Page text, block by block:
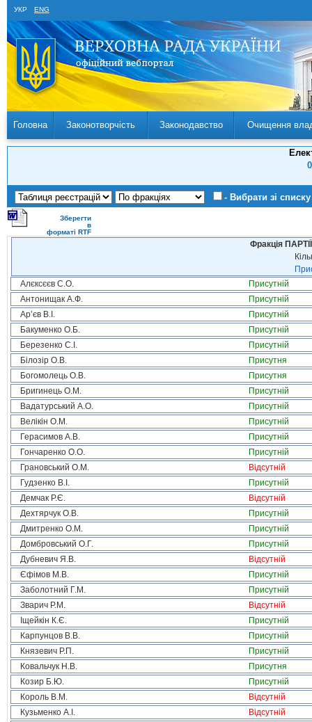
УКР ENG
Головна Законотворчість Законодавство Очищення
- Вибрати зі списку
Зберегти
в
форматі RTF
Фракція
Алєксєєв С.О.
Присутній
Антонищак А.Ф.
Присутній
Ар’єв В.І.
Присутній
Бакуменко О.Б.
Присутній
Березенко С.І.
Присутній
Білозір О.В.
Присутня
Богомолець О.В.
Присутня
Бригинець О.М.
Присутній
Вадатурський А.О.
Присутній
Велікін О.М.
Присутній
Герасимов А.В.
Присутній
Гончаренко О.О.
Присутній
Грановський О.М.
Відсутній
Гудзенко В.І.
Присутній
Демчак Р.Є.
Відсутній
Дехтярчук О.В.
Присутній
Дмитренко О.М.
Присутній
Домбровський О.Г.
Присутній
Дубневич Я.В.
Відсутній
Єфімов М.В.
Присутній
Заболотний Г.М.
Присутній
Зварич Р.М.
Відсутній
Іщейкін К.Є.
Присутній
Карпунцов В.В.
Присутній
Князевич Р.П.
Присутній
Ковальчук Н.В.
Присутня
Козир Б.Ю.
Присутній
Король В.М.
Відсутній
Кузьменко А.І.
Відсутній